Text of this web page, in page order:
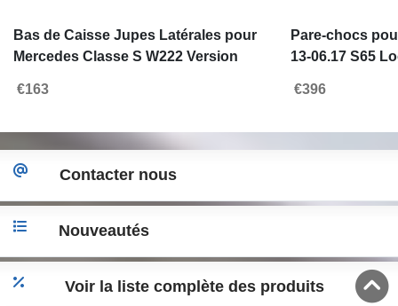
Bas de Caisse Jupes Latérales pour
Mercedes Classe S W222 Version
€163
Pare-chocs
13-06.17 S65
€396
Contacter nous
Nouveautés
Voir la liste complète des produits